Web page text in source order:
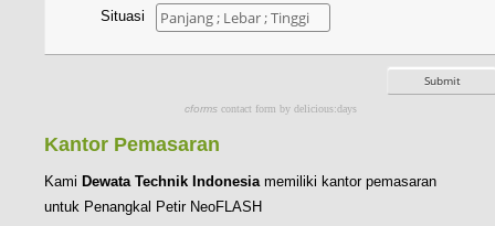
Situasi
cforms contact form by delicious:days
Kantor Pemasaran
Kami Dewata Technik Indonesia memiliki kantor pemasaran
untuk Penangkal Petir NeoFLASH